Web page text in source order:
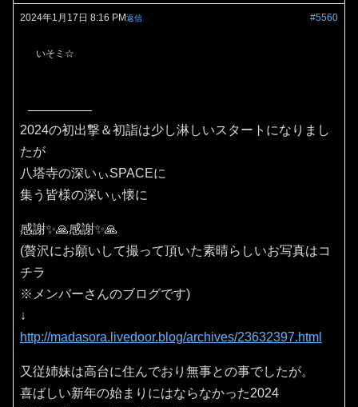
2024年1月17日 8:16 PM #5560
返信
いそミ☆
2024の初出撃＆初詣は少し淋しいスタートになりまし
たが
八塔寺の深いぃSPACEに
集う皆様の深いぃ懐に
感謝✨🙏感謝✨🙏
(贅沢にお願いして撮って頂いた素晴らしいお写真はコ
チラ
※メンバーさんのブログです)
↓
http://madasora.livedoor.blog/archives/23632397.html
又従姉妹は高台に住んでおり無事との事でしたが。
喜ばしい新年の始まりにはならなかった2024